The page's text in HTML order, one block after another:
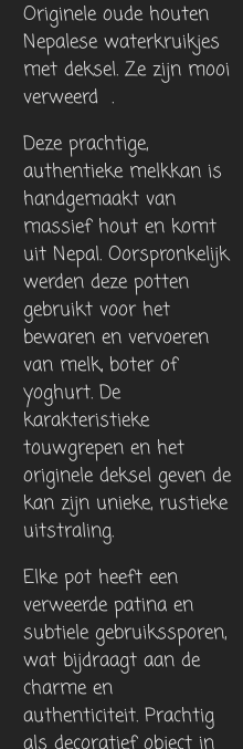
Originele oude houten
Nepalese waterkruikjes
met deksel. Ze zijn mooi
verweerd .
Deze prachtige,
authentieke melkkan is
handgemaakt van
massief hout en komt
uit Nepal. Oorspronkelijk
werden deze potten
gebruikt voor het
bewaren en vervoeren
van melk, boter of
yoghurt. De
karakteristieke
touwgrepen en het
originele deksel geven de
kan zijn unieke, rustieke
uitstraling.
Elke pot heeft een
verweerde patina en
subtiele gebruikssporen,
wat bijdraagt ​​aan de
charme en
authenticiteit. Prachtig